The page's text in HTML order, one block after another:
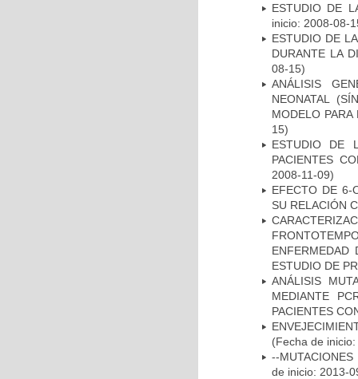
ESTUDIO DE
inicio: 2008-08-
ESTUDIO DE
DURANTE LA
08-15)
ANÁLISIS
NEONATAL
MODELO
15)
ESTUDIO DE
PACIENTES
2008-11-09)
EFECTO DE 6-
SU RELACIÓN
ENFERMEDAD
ESTUDIO DE
ANÁLISIS
MEDIANTE
PACIENTES
(Fecha de
--
de inicio: 2013-